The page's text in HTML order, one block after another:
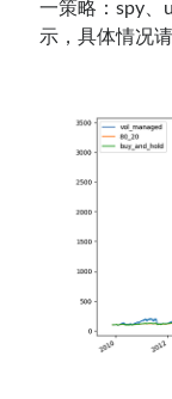
一策略：spy、
示，具体情况